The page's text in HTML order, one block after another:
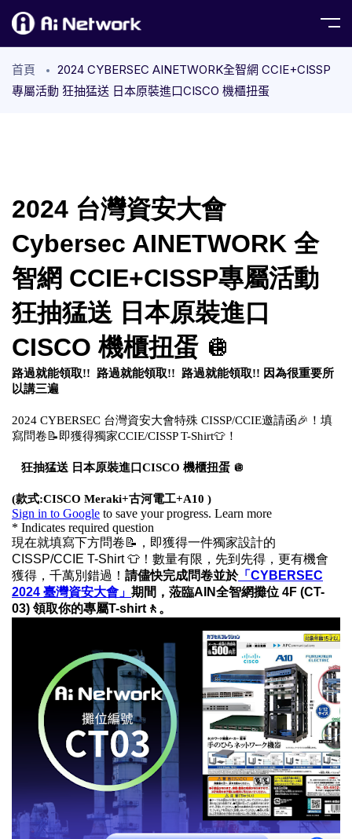
首頁
2024 CYBERSEC AINETWORK全智網 CCIE+CISSP
專屬活動 狂抽猛送 日本原裝進口CISCO 機櫃扭蛋